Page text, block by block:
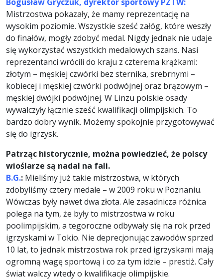
Mistrzostwa pokazały, że mamy reprezentację na
wysokim poziomie. Wszystkie sześć załóg, które weszły
do finałów, mogły zdobyć medal. Nigdy jednak nie udaje
się wykorzystać wszystkich medalowych szans. Nasi
reprezentanci wrócili do kraju z czterema krążkami:
złotym – męskiej czwórki bez sternika, srebrnymi –
kobiecej i męskiej czwórki podwójnej oraz brązowym –
męskiej dwójki podwójnej. W Linzu polskie osady
wywalczyły łącznie sześć kwalifikacji olimpijskich. To
bardzo dobry wynik. Możemy spokojnie przygotowywać
się do igrzysk.
Patrząc historycznie, można powiedzieć, że polscy
wioślarze są nadal na fali.
B.G.: Mieliśmy już takie mistrzostwa, w których
zdobyliśmy cztery medale – w 2009 roku w Poznaniu.
Wówczas były nawet dwa złota. Ale zasadnicza różnica
polega na tym, że były to mistrzostwa w roku
poolimpijskim, a tegoroczne odbywały się na rok przed
igrzyskami w Tokio. Nie deprecjonując zawodów sprzed
10 lat, to jednak mistrzostwa rok przed igrzyskami mają
ogromną wagę sportową i co za tym idzie – prestiż. Cały
świat walczy wtedy o kwalifikacje olimpijskie.